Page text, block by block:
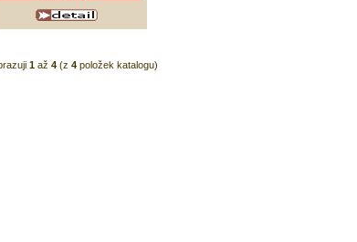
1 až 4 (z 4 položek katalogu)